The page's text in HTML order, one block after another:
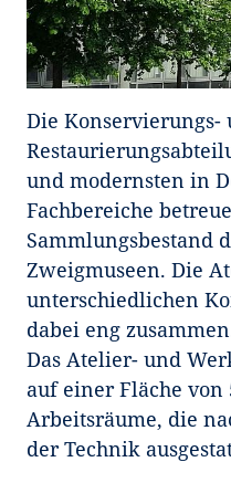
Die Konservierungs-
und modernsten in
Fachbereiche
Sammlungsbestand
Zweigmuseen. Die
unterschiedlichen
dabei eng
Das Atelier- und
auf einer Fläche von
Arbeitsräume, die
der Technik